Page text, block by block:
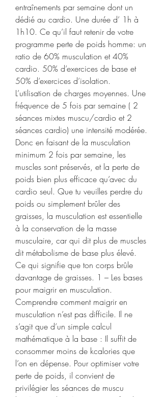
entraînements par semaine dont un
dédié au cardio. Une durée d’ 1h à
1h10. Ce qu’il faut retenir de votre
programme perte de poids homme: un
ratio de 60% musculation et 40%
cardio. 50% d’exercices de base et
50% d’exercices d’isolation.
L’utilisation de charges moyennes. Une
fréquence de 5 fois par semaine ( 2
séances mixtes muscu/cardio et 2
séances cardio) une intensité modérée.
Donc en faisant de la musculation
minimum 2 fois par semaine, les
muscles sont préservés, et la perte de
poids bien plus efficace qu’avec du
cardio seul. Que tu veuilles perdre du
poids ou simplement brûler des
graisses, la musculation est essentielle
à la conservation de la masse
musculaire, car qui dit plus de muscles
dit métabolisme de base plus élevé.
Ce qui signifie que ton corps brûle
davantage de graisses. 1 – Les bases
pour maigrir en musculation.
Comprendre comment maigrir en
musculation n’est pas difficile. Il ne
s’agit que d’un simple calcul
mathématique à la base : Il suffit de
consommer moins de kcalories que
l’on en dépense. Pour optimiser votre
perte de poids, il convient de
privilégier les séances de muscu